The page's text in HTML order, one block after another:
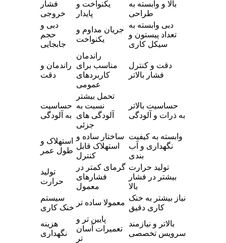
فشار
خروجی
یکنواخت و
پایدار
بالا و وابسته به
طراحی
دبی و
حجم
جابجایی
جریان مداوم و
یکنواخت
دبی وابسته به
تعداد پیستون و
سیکل کاری
راندمان و
دقت
راندمان
مناسب برای
کاربردهای
عمومی
دقت و کنترل
فشار بالاتر
حساسیت
به آلودگی
تحمل بیشتر
نسبت به
آلودگی های
جزئی
حساسیت بالاتر
به ذرات و آلودگی
استهلاک و
طول عمر
ساختار ساده و
استهلاک قابل
کنترل
وابسته به کیفیت
نگهداری و آب
بندی
تولید
حرارت
گرمای کمتر در
فشارهای
معمول
تولید حرارت
بیشتر در فشار
بالا
سیستم
خنک کاری
معمولا ساده تر
نیاز بیشتر به خنک
کاری دقیق
هزینه
نگهداری
پایین تر و
تعمیرات آسان
تر
بالاتر و نیازمند
سرویس تخصصی